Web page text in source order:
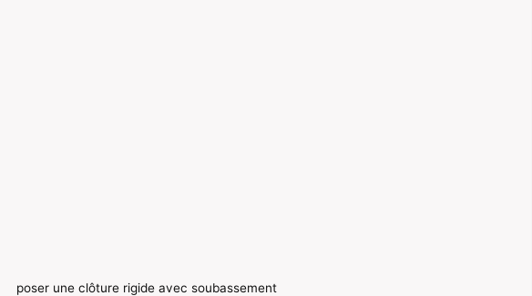
poser une clôture rigide avec soubassement